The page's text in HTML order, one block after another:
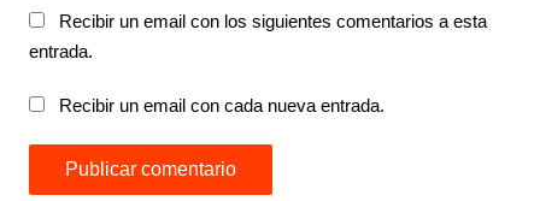
Recibir un email con los siguientes comentarios a esta
entrada.
Recibir un email con cada nueva entrada.